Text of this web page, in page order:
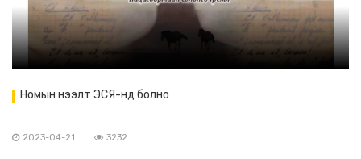
Номын нээлт ЭСЯ-нд болно
2023-04-21 3232